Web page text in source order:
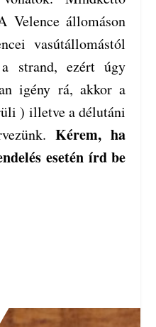
Velence állomáson
vasútállomástól
strand, ezért úgy
igény rá, akkor a
) illetve a délutáni
Kérem, ha
esetén írd be